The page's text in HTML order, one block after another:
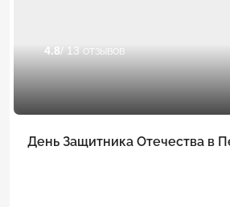
4.8/ 13 отзывов
День Защитника Отечества в